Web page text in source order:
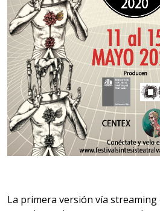
La primera versión vía streaming